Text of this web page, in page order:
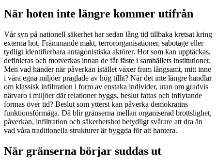
bild
När hoten inte längre kommer utifrån
Vår syn på nationell säkerhet har sedan lång tid tillbaka kretsat kring
externa hot. Främmande makt, terrororganisationer, sabotage eller
tydligt identifierbara antagonistiska aktörer. Hot som kan upptäckas,
definieras och motverkas innan de får fäste i samhällets institutioner.
Men vad händer när påverkan istället växer fram långsamt, mitt inne
i våra egna miljöer präglade av hög tillit? När det inte längre handlar
om klassisk infiltration i form av enstaka individer, utan om gradvis
närvaro i miljöer där relationer byggs, beslut fattas och inflytande
formas över tid? Beslut som ytterst kan påverka demokratins
funktionsförmåga. Då blir gränserna mellan organiserad brottslighet,
påverkan, infiltration och säkerhetshot betydligt svårare att dra än
vad våra traditionella strukturer är byggda för att hantera.
När gränserna börjar suddas ut